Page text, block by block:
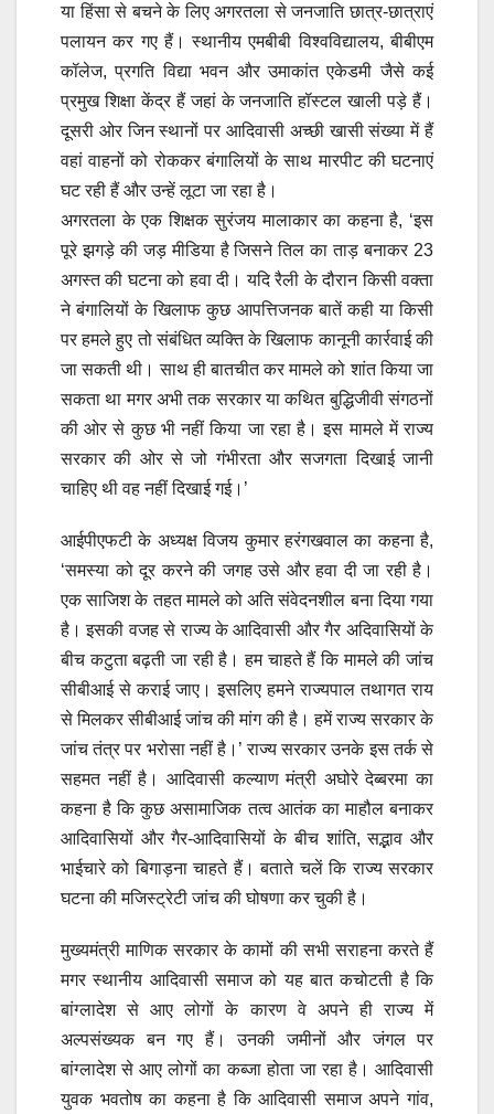
या हिंसा से बचने के लिए अगरतला से जनजाति छात्र-छात्राएं
पलायन कर गए हैं। स्थानीय एमबीबी विश्वविद्यालय, बीबीएम
कॉलेज, प्रगति विद्या भवन और उमाकांत एकेडमी जैसे कई
प्रमुख शिक्षा केंद्र हैं जहां के जनजाति हॉस्टल खाली पड़े हैं।
दूसरी ओर जिन स्थानों पर आदिवासी अच्छी खासी संख्या में हैं
वहां वाहनों को रोककर बंगालियों के साथ मारपीट की घटनाएं
घट रही हैं और उन्हें लूटा जा रहा है।
अगरतला के एक शिक्षक सुरंजय मालाकार का कहना है, ‘इस
पूरे झगड़े की जड़ मीडिया है जिसने तिल का ताड़ बनाकर 23
अगस्त की घटना को हवा दी। यदि रैली के दौरान किसी वक्ता
ने बंगालियों के खिलाफ कुछ आपत्तिजनक बातें कही या किसी
पर हमले हुए तो संबंधित व्यक्ति के खिलाफ कानूनी कार्रवाई की
जा सकती थी। साथ ही बातचीत कर मामले को शांत किया जा
सकता था मगर अभी तक सरकार या कथित बुद्धिजीवी संगठनों
की ओर से कुछ भी नहीं किया जा रहा है। इस मामले में राज्य
सरकार की ओर से जो गंभीरता और सजगता दिखाई जानी
चाहिए थी वह नहीं दिखाई गई।’
आईपीएफटी के अध्यक्ष विजय कुमार हरंगखवाल का कहना है,
‘समस्या को दूर करने की जगह उसे और हवा दी जा रही है।
एक साजिश के तहत मामले को अति संवेदनशील बना दिया गया
है। इसकी वजह से राज्य के आदिवासी और गैर अदिवासियों के
बीच कटुता बढ़ती जा रही है। हम चाहते हैं कि मामले की जांच
सीबीआई से कराई जाए। इसलिए हमने राज्यपाल तथागत राय
से मिलकर सीबीआई जांच की मांग की है। हमें राज्य सरकार के
जांच तंत्र पर भरोसा नहीं है।’ राज्य सरकार उनके इस तर्क से
सहमत नहीं है। आदिवासी कल्याण मंत्री अघोरे देब्बरमा का
कहना है कि कुछ असामाजिक तत्व आतंक का माहौल बनाकर
आदिवासियों और गैर-आदिवासियों के बीच शांति, सद्भाव और
भाईचारे को बिगाड़ना चाहते हैं। बताते चलें कि राज्य सरकार
घटना की मजिस्ट्रेटी जांच की घोषणा कर चुकी है।
मुख्यमंत्री माणिक सरकार के कामों की सभी सराहना करते हैं
मगर स्थानीय आदिवासी समाज को यह बात कचोटती है कि
बांग्लादेश से आए लोगों के कारण वे अपने ही राज्य में
अल्पसंख्यक बन गए हैं। उनकी जमीनों और जंगल पर
बांग्लादेश से आए लोगों का कब्जा होता जा रहा है। आदिवासी
युवक भवतोष का कहना है कि आदिवासी समाज अपने गांव,